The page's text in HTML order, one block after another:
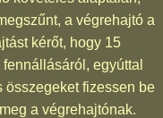
a végrehajtó a
kérőt, hogy 15
egyúttal
összegeket fizessen be
a végrehajtónak.